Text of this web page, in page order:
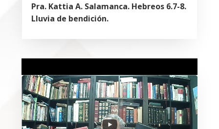
Pra. Kattia A. Salamanca. Hebreos 6.7-8.
Lluvia de bendición.